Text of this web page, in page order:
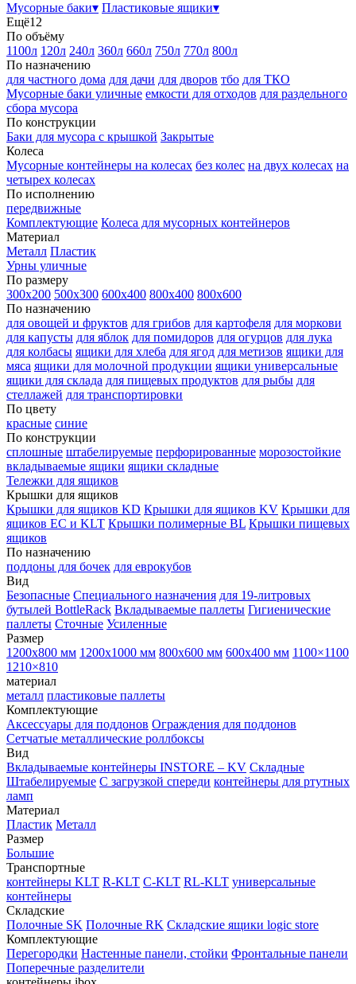
Мусорные баки▾ Пластиковые ящики▾
Ещё12
По объёму
1100л 120л 240л 360л 660л 750л 770л 800л
По назначению
для частного дома для дачи для дворов тбо для ТКО
Мусорные баки уличные емкости для отходов для раздельного
сбора мусора
По конструкции
Баки для мусора с крышкой Закрытые
Колеса
Мусорные контейнеры на колесах без колес на двух колесах на
четырех колесах
По исполнению
передвижные
Комплектующие Колеса для мусорных контейнеров
Материал
Металл Пластик
Урны уличные
По размеру
300х200 500х300 600х400 800х400 800х600
По назначению
для овощей и фруктов для грибов для картофеля для моркови
для капусты для яблок для помидоров для огурцов для лука
для колбасы ящики для хлеба для ягод для метизов ящики для
мяса ящики для молочной продукции ящики универсальные
ящики для склада для пищевых продуктов для рыбы для
стеллажей для транспортировки
По цвету
красные синие
По конструкции
сплошные штабелируемые перфорированные морозостойкие
вкладываемые ящики ящики складные
Тележки для ящиков
Крышки для ящиков
Крышки для ящиков KD Крышки для ящиков KV Крышки для
ящиков EC и KLT Крышки полимерные BL Крышки пищевых
ящиков
По назначению
поддоны для бочек для еврокубов
Вид
Безопасные Специального назначения для 19-литровых
бутылей BottleRack Вкладываемые паллеты Гигиенические
паллеты Сточные Усиленные
Размер
1200х800 мм 1200х1000 мм 800х600 мм 600х400 мм 1100×1100
1210×810
материал
металл пластиковые паллеты
Комплектующие
Аксессуары для поддонов Ограждения для поддонов
Сетчатые металлические роллбоксы
Вид
Вкладываемые контейнеры INSTORE – KV Складные
Штабелируемые С загрузкой спереди контейнеры для ртутных
ламп
Материал
Пластик Металл
Размер
Большие
Транспортные
контейнеры KLT R-KLT C-KLT RL-KLT универсальные
контейнеры
Складские
Полочные SK Полочные RK Складские ящики logic store
Комплектующие
Перегородки Настенные панели, стойки Фронтальные панели
Поперечные разделители